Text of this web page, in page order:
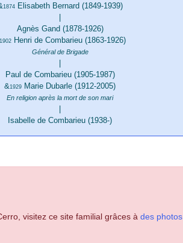
1874Elisabeth Bernard (1849-1939)
Agnès Gand (1878-1926)
1902 Henri de Combarieu (1863-1926)
Général de Brigade
Paul de Combarieu (1905-1987)
&1929 Marie Dubarle (1912-2005)
En religion après la mort de son mari
Isabelle de Combarieu (1938-)
visitez ce site familial grâces àdes